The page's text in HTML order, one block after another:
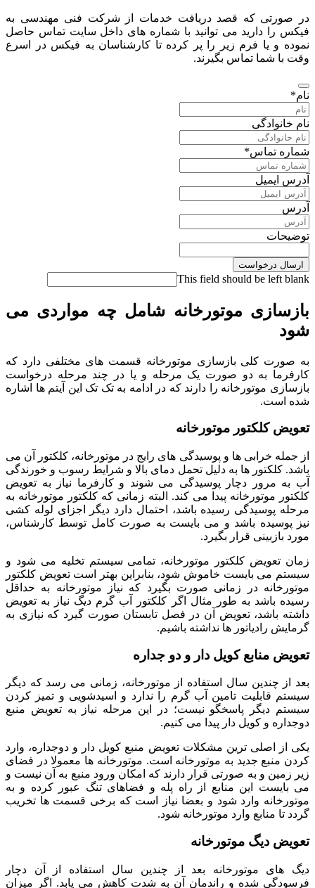
در صورتی که قصد دریافت خدمات از شرکت فنی مهندسی به
فیکس را دارید می توانید با شماره های داخل سایت تماس حاصل
نموده و یا فرم زیر را پر کرده تا کارشناسان به فیکس در اسرع
وقت با شما تماس بگیرند.
نام*
نام خانوادگی
شماره تماس*
آدرس ایمیل
آدرس
توضیحات
ارسال درخواست
This field should be left blank
بازسازی موتورخانه شامل چه مواردی می
شود
به صورت کلی بازسازی موتورخانه قسمت های مختلفی دارد که
کارفرما به دو صورت یک مرحله و یا در چند مرحله درخواست
بازسازی موتورخانه را دارند که در ادامه به تک تک این آیتم ها اشاره
شده است.
تعویض کلکتور موتورخانه
از جمله خرابی ها و پوسیدگی های رایج در موتورخانه، کلکتور آن می
باشد. کلکتور ها به دلیل تحمل دمای بالا و شرایط رسوب و خورندگی
آب به مرور دچار پوسیدگی می شوند و کارفرما نیاز به تعویض
کلکتور موتورخانه پیدا می کند. البته زمانی که کلکتور موتورخانه به
مرحله پوسیدگی رسیده باشد، احتمال دارد دیگر اجزای لوله کشی
نیز پوسیده باشد و می بایست به صورت کامل توسط کارشناس،
مورد بازبینی قرار بگیرد.
زمان تعویض کلکتور موتورخانه، تمامی سیستم تخلیه می شود و
سیستم می بایست خاموش شود، بنابراین بهتر است تعویض کلکتور
موتورخانه در زمانی صورت بگیرد که نیاز موتورخانه به حداقل
رسیده باشد به طور مثال اگر کلکتور آب گرم دیگ نیاز به تعویض
داشته باشد، تعویض آن در فصل تابستان صورت گیرد که نیازی به
گرمایش رادیاتور ها نداشته باشیم.
تعویض منابع کویل دار و دو جداره
بعد از چندین سال استفاده از موتورخانه، زمانی می رسد که دیگر
سیستم قابلیت تامین آب گرم را ندارد و اسیدشویی و تمیز کردن
سیستم دیگر پاسخگو نیست؛ در این مرحله نیاز به تعویض منبع
دوجداره و کویل دار پیدا می کنیم.
یکی از اصلی ترین مشکلات تعویض منبع کویل دار و دوجداره، وارد
کردن منبع جدید به موتورخانه است. موتورخانه ها معمولا در فضای
زیر زمین و به صورتی قرار دارند که امکان ورود منبع به آن نیست و
می بایست این منابع از راه پله و فضاهای تنگ عبور کرده و به
موتورخانه وارد شود و بعضا نیاز است که برخی قسمت ها تخریب
گردد تا منابع وارد موتورخانه شود.
تعویض دیگ موتورخانه
دیگ های موتورخانه بعد از چندین سال استفاده از آن دچار
فرسودگی شده و راندمان آن به شدت کاهش می یابد. اگر میزان